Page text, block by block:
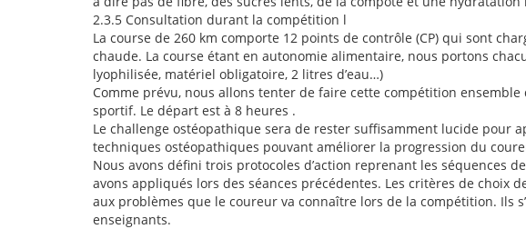
2.3.5 Consultation durant la compétition l
La course de 260 km comporte 12 points de contrôle (CP) qui sont
chaude. La course étant en autonomie alimentaire, nous portons
lyophilisée, matériel obligatoire, 2 litres d’eau…)
Comme prévu, nous allons tenter de faire cette compétition ensemble
sportif. Le départ est à 8 heures .
Le challenge ostéopathique sera de rester suffisamment lucide pour
techniques ostéopathiques pouvant améliorer la progression du
Nous avons défini trois protocoles d’action reprenant les séquences
avons appliqués lors des séances précédentes. Les critères de choix
aux problèmes que le coureur va connaître lors de la compétition. Ils
enseignants.